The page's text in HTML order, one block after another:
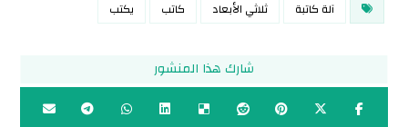
آلة كاتبة
ثلاثي الأبعاد كاتب يكتب